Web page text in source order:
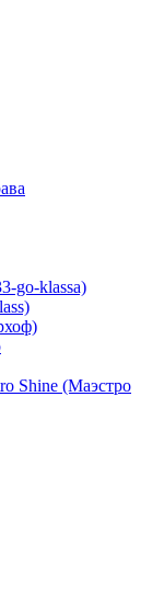
go-klassa)
Shine (Маэстро